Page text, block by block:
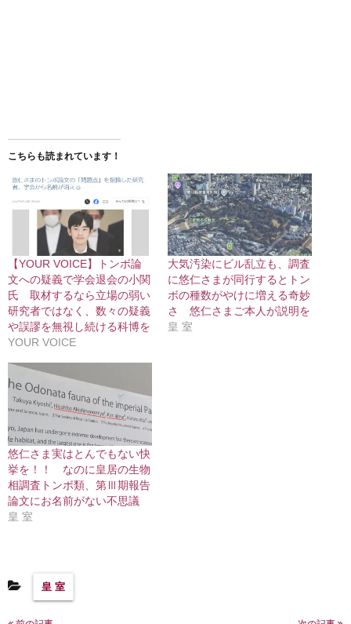
こちらも読まれています！
【YOUR VOICE】トンボ論
文への疑義で学会退会の小関
氏 取材するなら立場の弱い
研究者ではなく、数々の疑義
や誤謬を無視し続ける科博を
YOUR VOICE
大気汚染にビル乱立も、調査
に悠仁さまが同行するとトン
ボの種数がやけに増える奇妙
さ 悠仁さまご本人が説明を
皇 室
悠仁さま実はとんでもない快
挙を！！ なのに皇居の生物
相調査トンボ類、第Ⅲ期報告
論文にお名前がない不思議
皇 室
皇 室